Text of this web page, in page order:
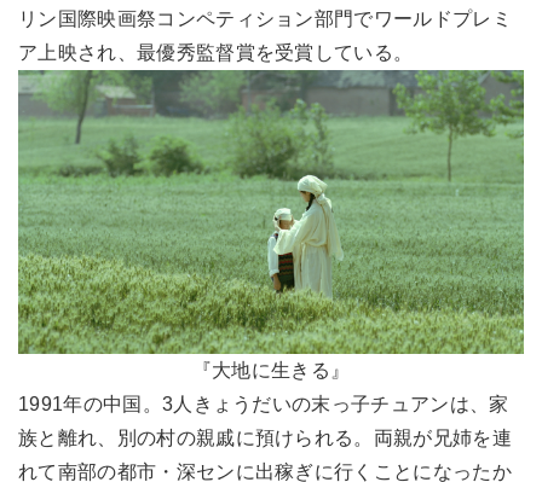
リン国際映画祭コンペティション部門でワールドプレミ
ア上映され、最優秀監督賞を受賞している。
『大地に生きる』
1991年の中国。3人きょうだいの末っ子チュアンは、家
族と離れ、別の村の親戚に預けられる。両親が兄姉を連
れて南部の都市・深センに出稼ぎに行くことになったか